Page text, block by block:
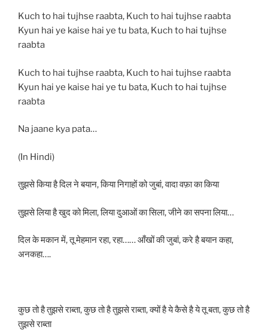
Kuch to hai tujhse raabta, Kuch to hai tujhse raabta
Kyun hai ye kaise hai ye tu bata, Kuch to hai tujhse
raabta
Kuch to hai tujhse raabta, Kuch to hai tujhse raabta
Kyun hai ye kaise hai ye tu bata, Kuch to hai tujhse
raabta
Na jaane kya pata…
(In Hindi)
तुझसे किया है दिल ने बयान, किया निगाहों को जुबां, वादा वफ़ा का किया
तुझसे लिया है खुद को मिला, लिया दुआओं का सिला, जीने का सपना लिया…
दिल के मकान में, तू मेहमान रहा, रहा…… आँखों की जुबां, करे है बयान कहा,
अनकहा….
कुछ तो है तुझसे राब्ता, कुछ तो है तुझसे राब्ता, क्यों है ये कैसे है ये तू बता, कुछ तो है
तुझसे राब्ता